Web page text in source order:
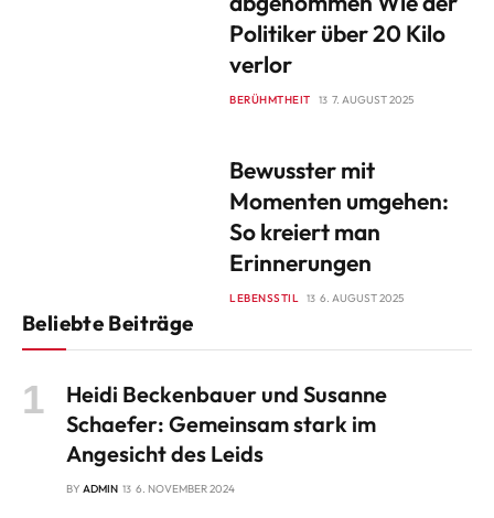
Politiker über 20 Kilo
verlor
BERÜHMTHEIT 7. AUGUST 2025
Bewusster mit
Momenten umgehen:
So kreiert man
Erinnerungen
LEBENSSTIL 6. AUGUST 2025
Beliebte Beiträge
Heidi Beckenbauer und Susanne
Schaefer: Gemeinsam stark im
Angesicht des Leids
BY ADMIN 6. NOVEMBER 2024